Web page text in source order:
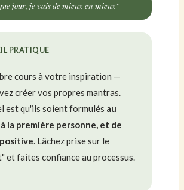
jour, je vais de mieux en mieux"
PRATIQUE
cours à votre inspiration —
créer vos propres mantras.
est qu'ils soient formulés au
la première personne, et de
. Lâchez prise sur le
et faites confiance au processus.